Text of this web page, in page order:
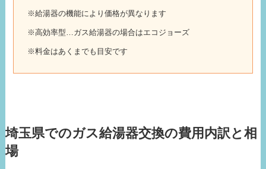
※給湯器の機能により価格が異なります
※高効率型…ガス給湯器の場合はエコジョーズ
※料金はあくまでも目安です
埼玉県でのガス給湯器交換の費用内訳と相
場